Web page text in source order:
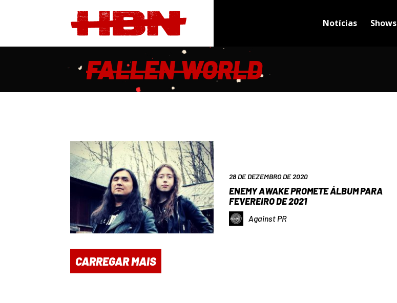
Notícias Shows
FALLEN WORLD
28 DE DEZEMBRO DE 2020
ENEMY AWAKE PROMETE ÁLBUM PARA
FEVEREIRO DE 2021
Against PR
CARREGAR MAIS